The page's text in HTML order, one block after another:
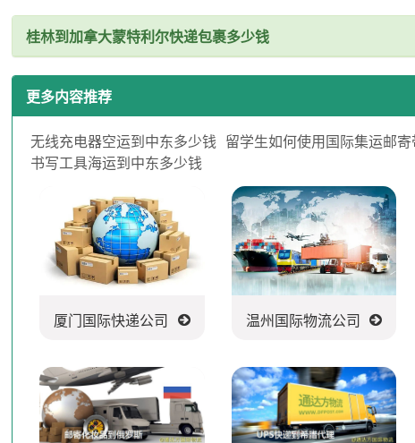
桂林到加拿大蒙特利尔快递包裹多少钱
更多内容推荐
无线充电器空运到中东多少钱 留学生如何使用国际集运邮
书写工具海运到中东多少钱
厦门国际快递公司 温州国际物流公司